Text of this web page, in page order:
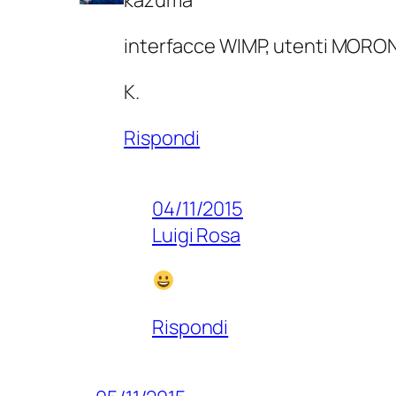
interfacce WIMP, utenti
K.
Rispondi
04/11/2015
Luigi Rosa
Rispondi